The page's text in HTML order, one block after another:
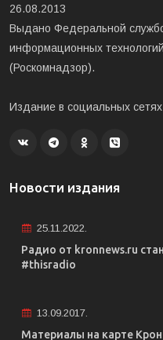
26.08.2013
Выдано Федеральной
информационных
(Роскомнадзор).
Издание в социальных
Новости издания
25.11.2022.
Радио от kronnews.ru
#thisradio
13.09.2017.
Материалы на карте